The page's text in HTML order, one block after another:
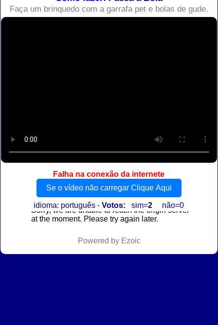
Faça um brinquedo com a garrafa pet e bolas de gude.
Falha na conexão da internete
Se o vídeo não carregar Clique Aqui
idioma: português -Votos: sim=2 não=0